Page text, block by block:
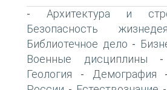
- Архитектура и
Безопасность
Библиотечное дело -
Военные дисциплины
Геология - Демография